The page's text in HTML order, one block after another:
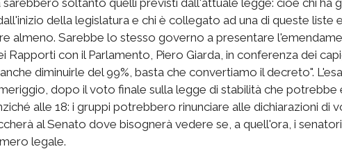
della legislatura e chi è collegato ad una di queste liste
almeno. Sarebbe lo stesso governo a presentare
Rapporti con il Parlamento, Piero Giarda, in conferenza dei
diminuirle del 99%, basta che convertiamo il decreto".
dopo il voto finale sulla legge di stabilità che potrebbe
alle 18: i gruppi potrebbero rinunciare alle dichiarazioni di
al Senato dove bisognerà vedere se, a quell'ora, i
legale.